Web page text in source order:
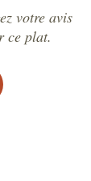
votre avis
ce plat.